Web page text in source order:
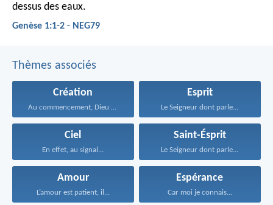
dessus des eaux.
Genèse 1:1-2 - NEG79
Thèmes associés
Création
Au commencement, Dieu créa...
Esprit
Le Seigneur dont parle...
Ciel
En effet, au signal...
Saint-Ésprit
Le Seigneur dont parle...
Amour
L’amour est patient, il...
Espérance
Car moi je connais...